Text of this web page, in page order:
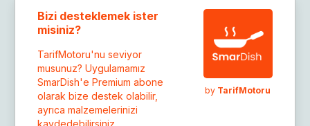
Bizi desteklemek ister
misiniz?
TarifMotoru'nu seviyor
musunuz? Uygulamamız
SmarDish'e Premium abone
olarak bize destek olabilir,
ayrıca malzemelerinizi
kaydedebilirsiniz.
by TarifMotoru